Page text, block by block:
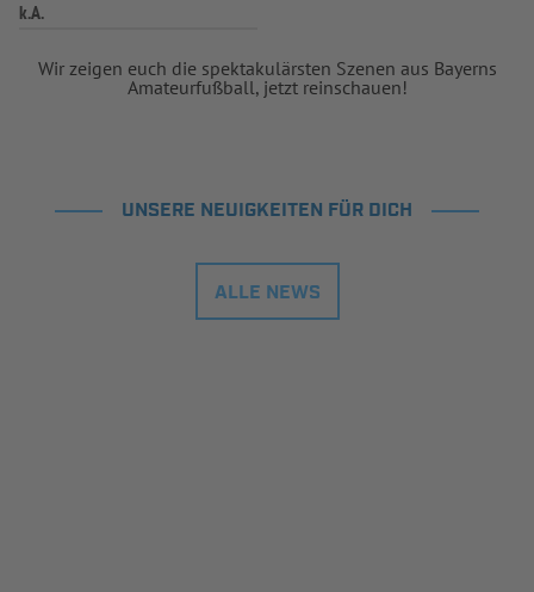
k.A.
Wir zeigen euch die spektakulärsten Szenen aus Bayerns
Amateurfußball, jetzt reinschauen!
UNSERE NEUIGKEITEN FÜR DICH
ALLE NEWS